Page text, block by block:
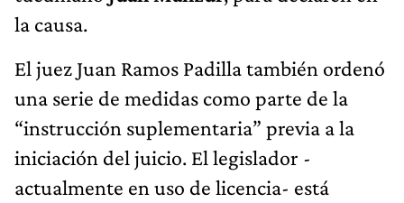
la causa.
El juez Juan Ramos Padilla también ordenó
una serie de medidas como parte de la
“instrucción suplementaria” previa a la
iniciación del juicio. El legislador -
actualmente en uso de licencia- está